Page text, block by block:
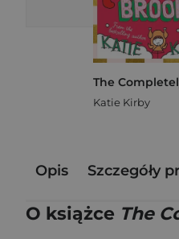
Katie Kirby
Opis Szczegóły
O książce The